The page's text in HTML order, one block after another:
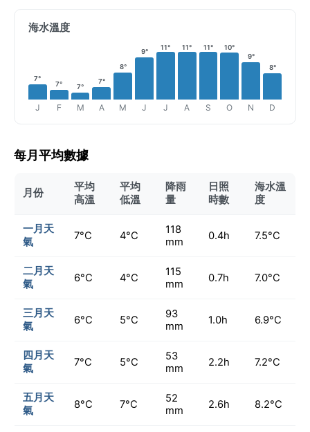
海水溫度
7°
J
7°
F
7°
M
7°
A
8°
M
9°
J
11°
J
11°
A
11°
S
10°
O
9°
N
8°
D
每月平均數據
月份
平均
高溫
平均
低溫
降雨
量
日照
時數
海水溫
度
一月天
氣
7°C 4°C
118
mm
0.4h 7.5°C
二月天
氣
6°C 4°C
115
mm
0.7h 7.0°C
三月天
氣
6°C 5°C
93
mm
1.0h 6.9°C
四月天
氣
7°C 5°C
53
mm
2.2h 7.2°C
五月天
氣
8°C 7°C
52
mm
2.6h 8.2°C